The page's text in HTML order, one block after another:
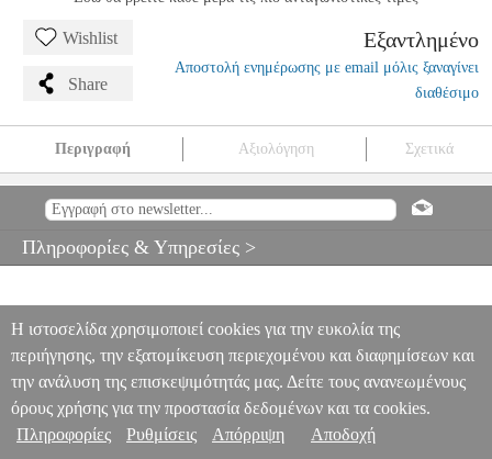
Wishlist
Share
Εξαντλημένο
Αποστολή ενημέρωσης με email μόλις ξαναγίνει
διαθέσιμο
Περιγραφή Αξιολόγηση Σχετικά
MSC.602585 I.M.P. I.M.P. ΜΟΥΣΙΚΑ ΒΙΒΛΙΑ ΞΕΝΗ ΜΟΥΣΙΚΗ
0
Πληροφορίες & Υπηρεσίες >
Η ιστοσελίδα χρησιμοποιεί cookies για την ευκολία της
περιήγησης, την εξατομίκευση περιεχομένου και διαφημίσεων και
την ανάλυση της επισκεψιμότητάς μας. Δείτε τους ανανεωμένους
όρους χρήσης για την προστασία δεδομένων και τα cookies.
Πληροφορίες
Ρυθμίσεις Απόρριψη Αποδοχή